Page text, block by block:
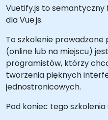
Vuetify.js to
dla Vue.js.
To szkolenie
(online lub na miejscu)
programistów, którzy
tworzenia pięknych
jednostronicowych.
Pod koniec tego